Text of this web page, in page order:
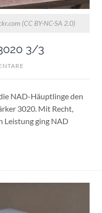
(CC BY-NC-SA 2.0)
3/3
NAD-Häuptlinge den
3020. Mit Recht,
Leistung ging NAD